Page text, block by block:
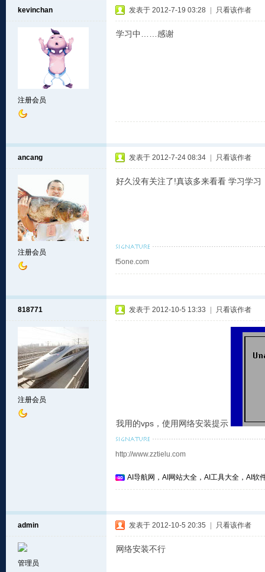
kevinchan
注册会员
发表于 2012-7-19 03:28 只看该作者
学习中……感谢
ancang
注册会员
发表于 2012-7-24 08:34 只看该作者
好久没有关注了!真该多来看看 学习学习
f5one.com
818771
注册会员
发表于 2012-10-5 13:33 只看该作者
我用的vps，使用网络安装提示
http://www.zztielu.com
AI导航网，AI网站大全，AI工具大全，AI软
admin
管理员
发表于 2012-10-5 20:35 只看该作者
网络安装不行